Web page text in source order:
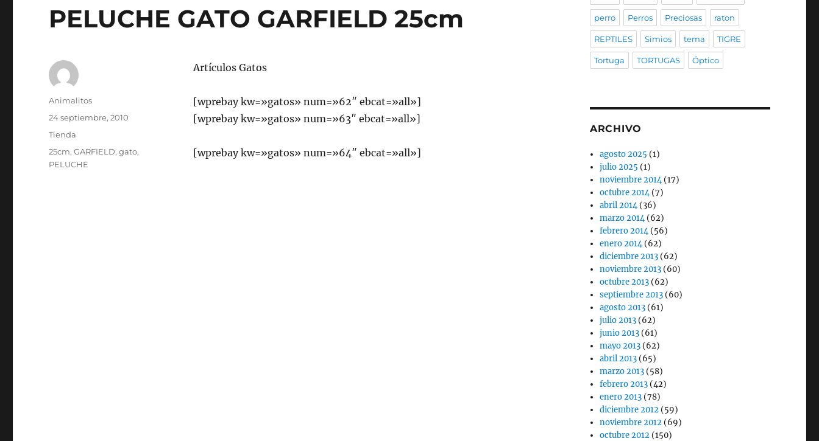
También
en
PELUCHE GATO GARFIELD 25cm
Artículos Gatos
[wprebay kw=»gatos» num=»62″ ebcat=»all»]
[wprebay kw=»gatos» num=»63″ ebcat=»all»]
[wprebay kw=»gatos» num=»64″ ebcat=»all»]
Autor
Animalitos
Publicado
el
24 septiembre, 2010
Categorías
Tienda
Etiquetas
25cm,GARFIELD,gato,
PELUCHE
perro Perros Preciosas raton
REPTILES Simios tema TIGRE
Tortuga TORTUGAS Óptico
ARCHIVO
agosto 2025 (1)
julio 2025 (1)
noviembre 2014(17)
octubre 2014(7)
abril 2014(36)
marzo 2014(62)
febrero 2014(56)
enero 2014(62)
diciembre 2013 (62)
noviembre 2013 (60)
octubre 2013 (62)
septiembre 2013 (60)
agosto 2013 (61)
julio 2013 (62)
junio 2013 (61)
mayo 2013 (62)
abril 2013 (65)
marzo 2013 (58)
febrero 2013 (42)
enero 2013 (78)
diciembre 2012 (59)
noviembre 2012 (69)
octubre 2012 (150)